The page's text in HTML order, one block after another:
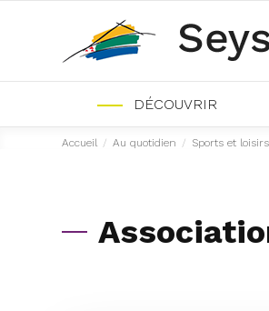
DÉCOUVRIR
Accueil / Au quotidien / Sports et loisirs